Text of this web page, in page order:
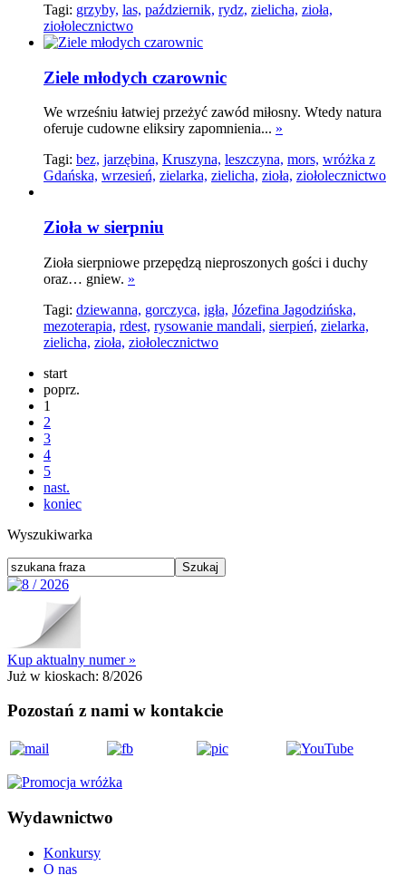
Tagi: grzyby, las, październik, rydz, zielicha, zioła,
ziołolecznictwo
Ziele młodych czarownic
We wrześniu łatwiej przeżyć zawód miłosny. Wtedy natura
oferuje cudowne eliksiry zapomnienia... »
Tagi: bez, jarzębina, Kruszyna, leszczyna, mors, wróżka z
Gdańska, wrzesień, zielarka, zielicha, zioła, ziołolecznictwo
Zioła w sierpniu
Zioła sierpniowe przepędzą nieproszonych gości i duchy
oraz… gniew. »
Tagi: dziewanna, gorczyca, igła, Józefina Jagodzińska,
mezoterapia, rdest, rysowanie mandali, sierpień, zielarka,
zielicha, zioła, ziołolecznictwo
start
poprz.
1
2
3
4
5
nast.
koniec
Wyszukiwarka
Kup aktualny numer »
Już w kioskach: 8/2026
Pozostań z nami w kontakcie
Wydawnictwo
Konkursy
O nas